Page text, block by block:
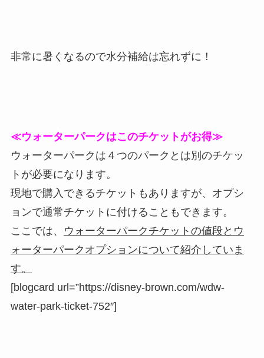
非常に暑くなるので水分補給は忘れずに！
≪ウォーターパークはこのチケットがお得≫
ウォーターパークは４つのパークとは別のチケッ
トが必要になります。
現地で購入できるチケットもありますが、オプシ
ョンで通常チケットに付けることもできます。
ここでは、
ウォーターパークチケットの値段とウ
ォーターパークオプションについて紹介していま
す。
[blogcard url=”https://disney-brown.com/wdw-
water-park-ticket-752″]